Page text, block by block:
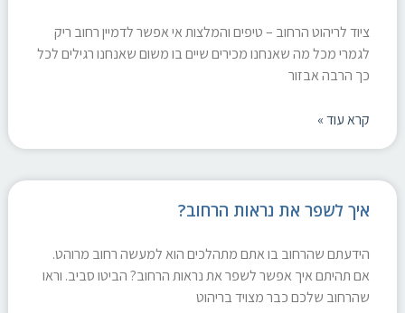
ציוד לריהוט הרחוב – טיפים והמלצות אי אפשר לדמיין רחוב ריק
לגמרי מכל מה שאנחנו מכירים שיים בו משום שאנחנו רגילים לכל
כך הרבה אבזור
קרא עוד »
איך לשפר את נראות הרחוב?
הידעתם שהרחוב בו אתם מתהלכים הוא למעשה רחוב מרוהט.
אם תהיתם איך אפשר לשפר את נראות הרחוב? הביטו סביב. וראו
שהרחוב שלכם כבר מצויד בריהוט